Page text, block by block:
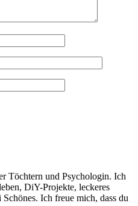
Töchtern und Psychologin. Ich
DiY-Projekte, leckeres
Ich freue mich, dass du